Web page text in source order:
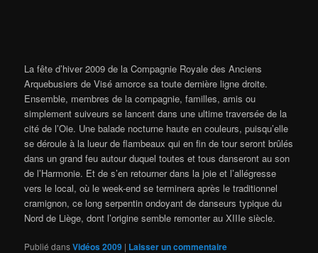
La fête d’hiver 2009 de la Compagnie Royale des Anciens
Arquebusiers de Visé amorce sa toute dernière ligne droite.
Ensemble, membres de la compagnie, familles, amis ou
simplement suiveurs se lancent dans une ultime traversée de la
cité de l’Oie. Une balade nocturne haute en couleurs, puisqu’elle
se déroule à la lueur de flambeaux qui en fin de tour seront brûlés
dans un grand feu autour duquel toutes et tous danseront au son
de l’Harmonie. Et de s’en retourner dans la joie et l’allégresse
vers le local, où le week-end se terminera après le traditionnel
cramignon, ce long serpentin ondoyant de danseurs typique du
Nord de Liège, dont l’origine semble remonter au XIIIe siècle.
Publié dansVidéos 2009 | Laisser un commentaire